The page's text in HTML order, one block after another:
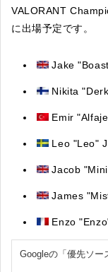
VALORANT
に出場予定です。
Jake
Nikita
Emir
Leo "Leo"
Jacob
James
Enzo
Googleの「優先ソー